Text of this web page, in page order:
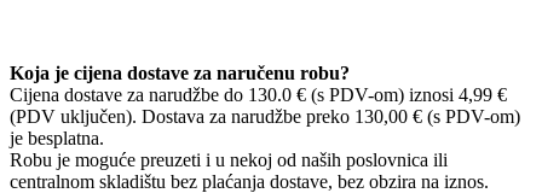
Koja je cijena dostave za naručenu robu?
Cijena dostave za narudžbe do 130.0 € (s PDV-om) iznosi 4,99 €
(PDV uključen). Dostava za narudžbe preko 130,00 € (s PDV-om)
je besplatna.
Robu je moguće preuzeti i u nekoj od naših poslovnica ili
centralnom skladištu bez plaćanja dostave, bez obzira na iznos.